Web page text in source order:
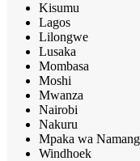
Kisumu
Lagos
Lilongwe
Lusaka
Mombasa
Moshi
Mwanza
Nairobi
Nakuru
Mpaka wa
Windhoek